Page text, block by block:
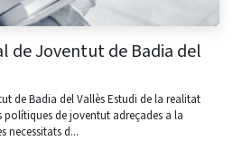
de Joventut de Badia del
de Badia del Vallès Estudi de la realitat
polítiques de joventut adreçades a la
necessitats d...